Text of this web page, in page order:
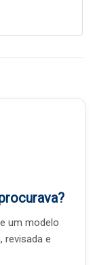
um modelo
revisada e